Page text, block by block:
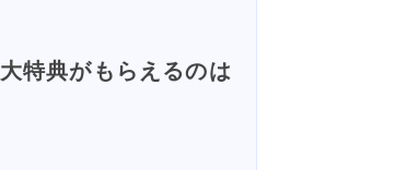
特典がもらえるのは